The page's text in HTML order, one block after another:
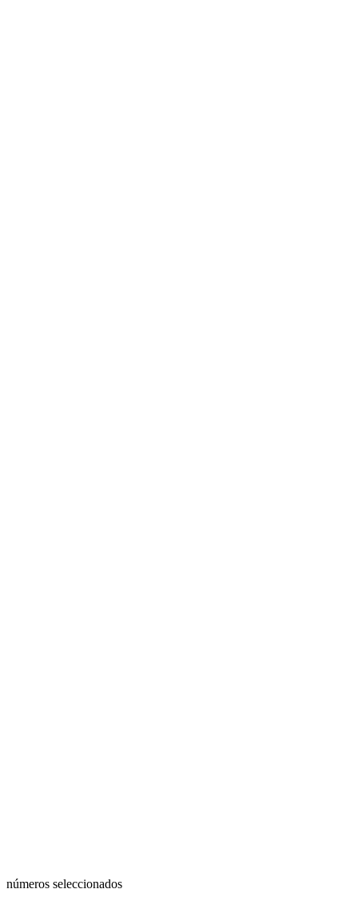
números seleccionados